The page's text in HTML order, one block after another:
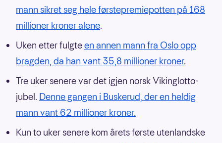
mann sikret seg hele førstepremiepotten på 168
millioner kroner alene.
Uken etter fulgteen annen mann fra Oslo opp
bragden, da han vant 35,8 millioner kroner.
Tre uker senere var det igjen norsk Vikinglotto-
jubel. Denne gangen i Buskerud, der en heldig
mann vant 62 millioner kroner.
Kun to uker senere kom årets første utenlandske